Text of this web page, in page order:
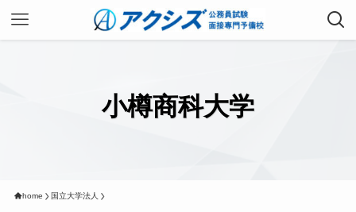
小樽商科大学
home 国立大学法人